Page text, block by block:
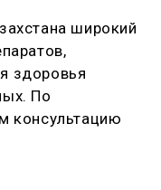
широкий
здоровья
По
консультацию